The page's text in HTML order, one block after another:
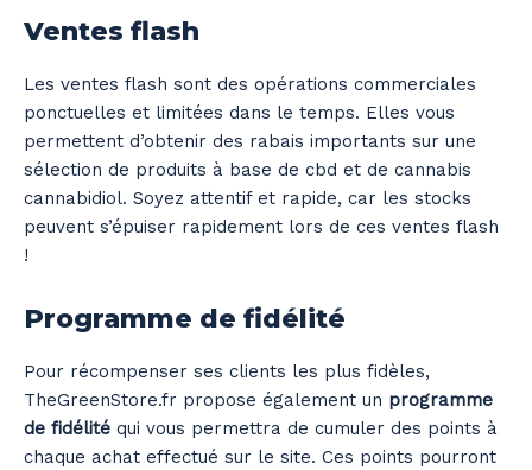
Ventes flash
Les ventes flash sont des opérations commerciales
ponctuelles et limitées dans le temps. Elles vous
permettent d’obtenir des rabais importants sur une
sélection de produits à base de cbd et de cannabis
cannabidiol. Soyez attentif et rapide, car les stocks
peuvent s’épuiser rapidement lors de ces ventes flash
!
Programme de fidélité
Pour récompenser ses clients les plus fidèles,
TheGreenStore.fr propose également un programme
de fidélité qui vous permettra de cumuler des points à
chaque achat effectué sur le site. Ces points pourront